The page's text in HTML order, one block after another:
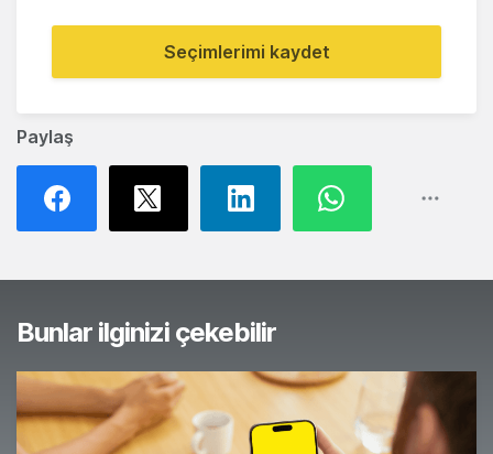
Paylaş
Seçimlerimi kaydet
Bunlar ilginizi çekebilir